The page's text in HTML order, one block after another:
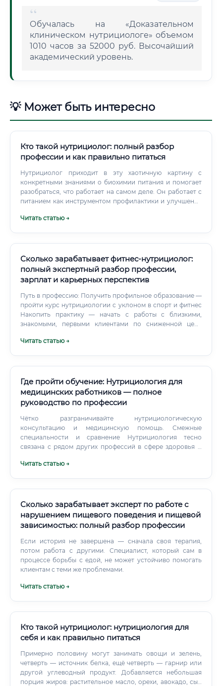
Обучалась на «Доказательном
клиническом нутрициологе» объемом
1010 часов за 52000 руб. Высочайший
академический уровень.
💡 Может быть интересно
Кто такой нутрициолог: полный разбор
профессии и как правильно питаться
Нутрициолог приходит в эту хаотичную картину с
конкретными знаниями о биохимии питания и помогает
разобраться, что работает на самом деле. Он работает с
питанием как инструментом профилактики и улучшения
Читать статью →
Сколько зарабатывает фитнес-нутрициолог:
полный экспертный разбор профессии,
зарплат и карьерных перспектив
Путь в профессию: Получить профильное образование —
пройти курс нутрициологии с уклоном в спорт и фитнес
Накопить практику — начать с работы с близкими,
знакомыми, первыми клиентами по сниженной цене
описание методологии) Выстроить личный бренд —
Масштабироваться — выйти на стабильный поток
клиентов или устроиться в крупный фитнес-клуб ⚡
Реалистичные сроки: от 0 до первого платного клиента
— 3–6 месяцев при активной работе над собственным
позиционированием. Какие курсы лучше выбрать Рынок
образовательных программ по нутрициологии и фитнес-
питанию в России весьма разнообразен. При выборе
курса важно ориентироваться на ключевые критерии.
Читать статью →
Где пройти обучение: Нутрициология для
медицинских работников — полное
руководство по профессии
Чётко разграничивайте нутрициологическую
консультацию и медицинскую помощь. Смежные
специальности и сравнение Нутрициология тесно
связана с рядом других профессий в сфере здоровья и
Читать статью →
Сколько зарабатывает эксперт по работе с
нарушением пищевого поведения и пищевой
зависимостью: полный разбор профессии
Если история не завершена — сначала своя терапия,
потом работа с другими. Специалист, который сам в
процессе борьбы с едой, не может устойчиво помогать
клиентам с теми же проблемами.
Читать статью →
Кто такой нутрициолог: нутрициология для
себя и как правильно питаться
Примерно половину могут занимать овощи и зелень,
четверть — источник белка, ещё четверть — гарнир или
другой углеводный продукт. Добавляется небольшая
порция жиров: растительное масло, орехи, авокадо, сыр